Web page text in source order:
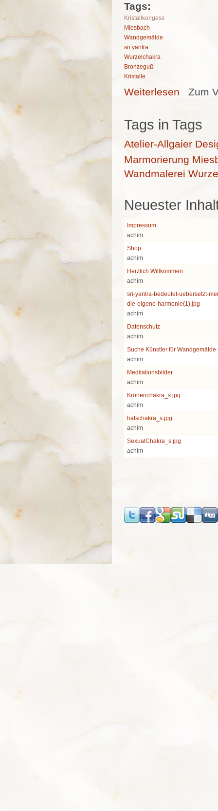
Tags:
Kristallkongess
Miesbach
Wandgemälde
sri yantra
Wurzelchakra
Bronzeguß
Kristalle
Weiterlesen überZum
Tags in Tags
Atelier-Allgaier
Marmorierung
Wandmalerei
Neuester
Impressum
achim
Shop
achim
Herzlich Willkommen
achim
sri-yantra-bedeutet-uebersetzt-
die-eigene-harmonie(1).jpg
achim
Datenschutz
achim
Suche Künstler für
achim
Meditationsbilder
achim
Kronenchakra_s.jpg
achim
halschakra_s.jpg
achim
SexualChakra_s.jpg
achim